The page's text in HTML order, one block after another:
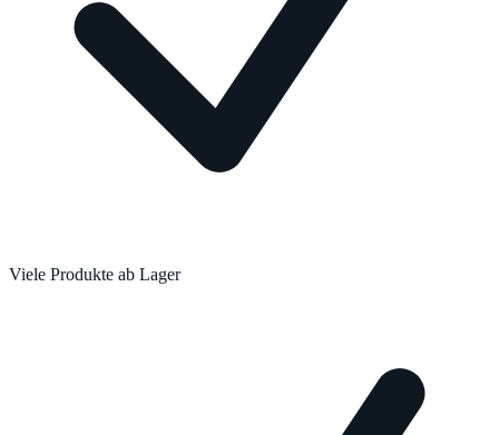
Viele Produkte ab Lager